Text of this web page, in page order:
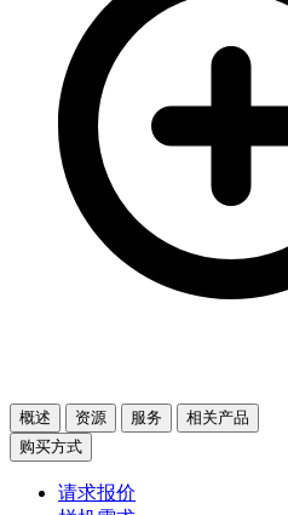
概述 资源 服务
相关产品
购买方式
请求报价